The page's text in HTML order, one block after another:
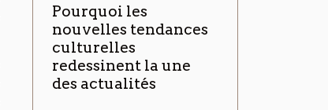
Pourquoi les
nouvelles tendances
culturelles
redessinent la une
des actualités